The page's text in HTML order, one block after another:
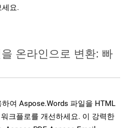
요.
온라인으로 변환: 빠
하여 Aspose.Words 파일을 HTML
크플로를 개선하세요. 이 강력한